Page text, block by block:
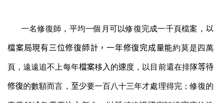
一名修復師，平均一個月可以修復完成一千頁檔案， 以
檔案局現有三位修復師計，一年修復完成量能約莫是四萬
頁，遠遠追不上每年檔案移入的速度，以目前還在排隊等待
修復的數額而言， 至少要一百八十三年才處理得完；修復的